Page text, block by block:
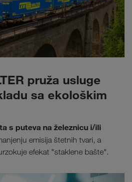
pruža usluge
sa ekološkim
s puteva na železnicu i/ili
emisija štetnih tvari, a
efekat "staklene bašte".